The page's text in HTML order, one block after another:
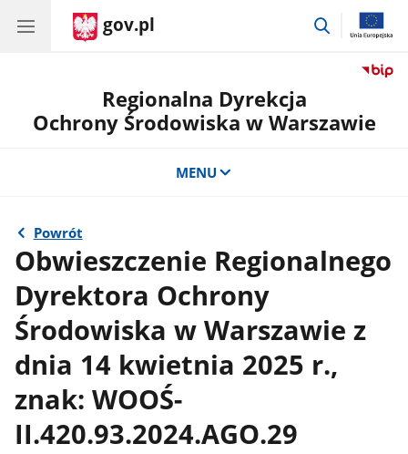
gov.pl
przejdź
Regionalna Dyrekcja
Ochrony Środowiska w Warszawie
MENU
Powrót
Obwieszczenie Regionalnego
Dyrektora Ochrony
Środowiska w Warszawie z
dnia 14 kwietnia 2025 r.,
znak: WOOŚ-
II.420.93.2024.AGO.29